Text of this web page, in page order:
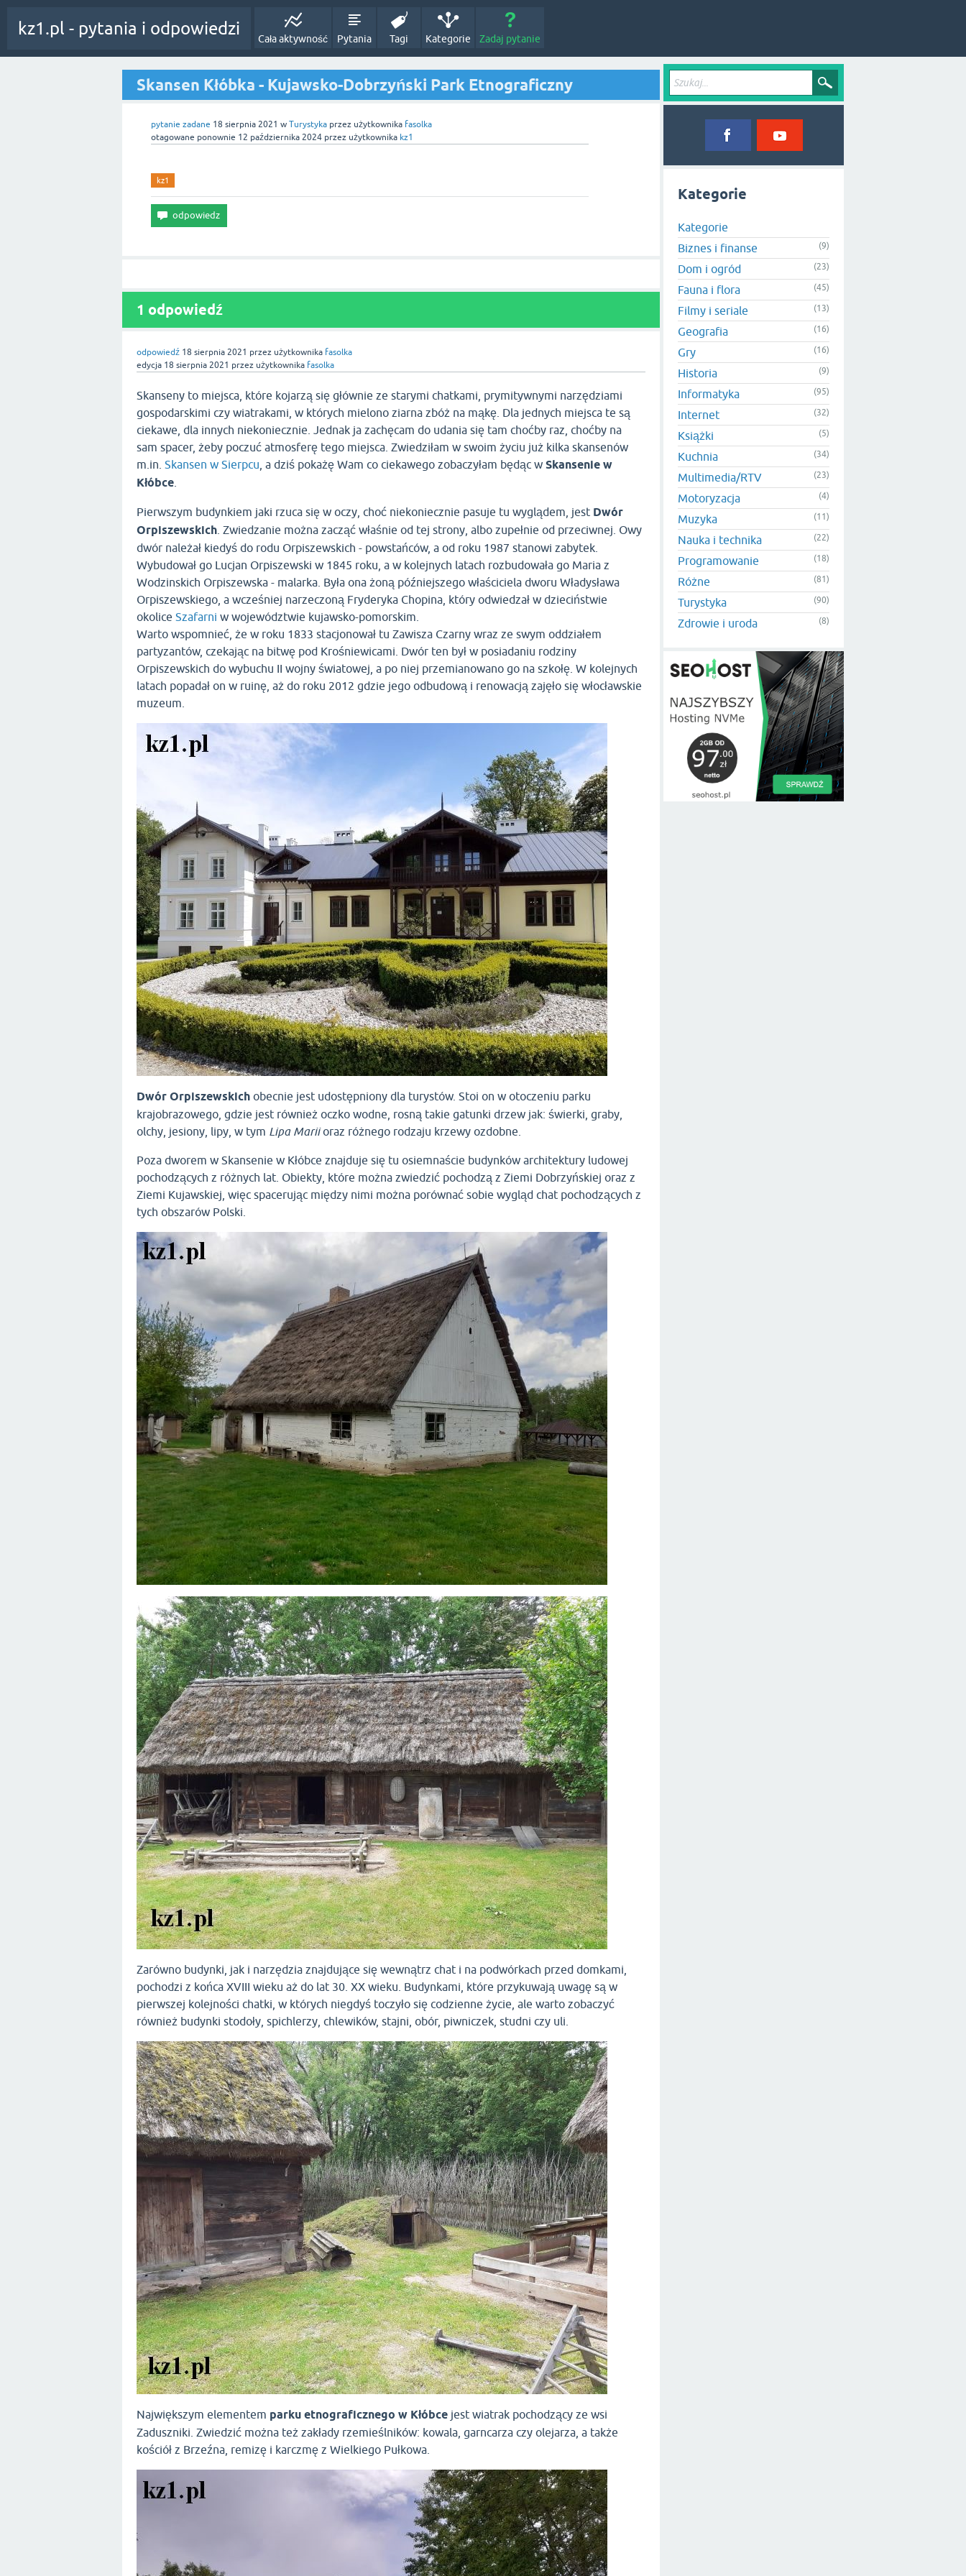
kz1.pl - pytania i odpowiedzi
Cała aktywność Pytania Tagi Kategorie Zadaj pytanie
Skansen Kłóbka - Kujawsko-Dobrzyński Park Etnograficzny
pytanie zadane 18 sierpnia 2021 w Turystyka przez użytkownika fasolka
otagowane ponownie 12 października 2024 przez użytkownika kz1
kz1
1 odpowiedź
odpowiedź 18 sierpnia 2021 przez użytkownika fasolka
edycja 18 sierpnia 2021 przez użytkownika fasolka
Skanseny to miejsca, które kojarzą się głównie ze starymi chatkami, prymitywnymi narzędziami
gospodarskimi czy wiatrakami, w których mielono ziarna zbóż na mąkę. Dla jednych miejsca te są
ciekawe, dla innych niekoniecznie. Jednak ja zachęcam do udania się tam choćby raz, choćby na
sam spacer, żeby poczuć atmosferę tego miejsca. Zwiedziłam w swoim życiu już kilka skansenów
m.in. Skansen w Sierpcu , a dziś pokażę Wam co ciekawego zobaczyłam będąc w Skansenie w
Kłóbce
Pierwszym budynkiem jaki rzuca się w oczy, choć niekoniecznie pasuje tu wyglądem, jest Dwór
Orpiszewskich . Zwiedzanie można zacząć właśnie od tej strony, albo zupełnie od przeciwnej. Owy
dwór należał kiedyś do rodu Orpiszewskich - powstańców, a od roku 1987 stanowi zabytek.
Wybudował go Lucjan Orpiszewski w 1845 roku, a w kolejnych latach rozbudowała go Maria z
Wodzinskich Orpiszewska - malarka. Była ona żoną późniejszego właściciela dworu Władysława
Orpiszewskiego, a wcześniej narzeczoną Fryderyka Chopina, który odwiedzał w dzieciństwie
okolice Szafarni w województwie kujawsko-pomorskim.
Warto wspomnieć, że w roku 1833 stacjonował tu Zawisza Czarny wraz ze swym oddziałem
partyzantów, czekając na bitwę pod Krośniewicami. Dwór ten był w posiadaniu rodziny
Orpiszewskich do wybuchu II wojny światowej, a po niej przemianowano go na szkołę. W kolejnych
latach popadał on w ruinę, aż do roku 2012 gdzie jego odbudową i renowacją zajęło się włocławskie
muzeum.
Dwór Orpiszewskich obecnie jest udostępniony dla turystów. Stoi on w otoczeniu parku
krajobrazowego, gdzie jest również oczko wodne, rosną takie gatunki drzew jak: świerki, graby,
olchy, jesiony, lipy, w tym Lipa Mariioraz różnego rodzaju krzewy ozdobne.
Poza dworem w Skansenie w Kłóbce znajduje się tu osiemnaście budynków architektury ludowej
pochodzących z różnych lat. Obiekty, które można zwiedzić pochodzą z Ziemi Dobrzyńskiej oraz z
Ziemi Kujawskiej, więc spacerując między nimi można porównać sobie wygląd chat pochodzących z
tych obszarów Polski.
Zarówno budynki, jak i narzędzia znajdujące się wewnątrz chat i na podwórkach przed domkami,
pochodzi z końca XVIII wieku aż do lat 30. XX wieku. Budynkami, które przykuwają uwagę są w
pierwszej kolejności chatki, w których niegdyś toczyło się codzienne życie, ale warto zobaczyć
również budynki stodoły, spichlerzy, chlewików, stajni, obór, piwniczek, studni czy uli.
Największym elementem parku etnograficznego w Kłóbce jest wiatrak pochodzący ze wsi
Zaduszniki. Zwiedzić można też zakłady rzemieślników: kowala, garncarza czy olejarza, a także
kościół z Brzeźna, remizę i karczmę z Wielkiego Pułkowa.
Kategorie
Kategorie
Biznes i finanse
(9)
Dom i ogród (23)
Fauna i flora (45)
Filmy i seriale (13)
Geografia (16)
Gry (16)
Historia (9)
Informatyka (95)
Internet (32)
Książki (5)
Kuchnia (34)
Multimedia/RTV (23)
Motoryzacja (4)
Muzyka (11)
Nauka i technika (22)
Programowanie (18)
Różne (81)
Turystyka (90)
Zdrowie i uroda (8)